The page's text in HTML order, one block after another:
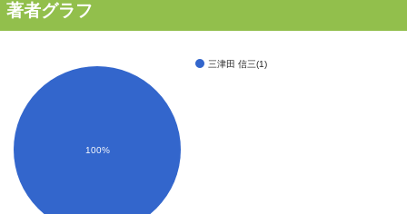
著者グラフ
三津田 信三(1)
100%